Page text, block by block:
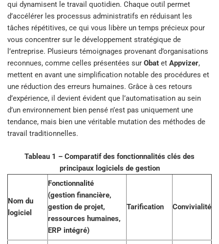
qui dynamisent le travail quotidien. Chaque outil permet
d’accélérer les processus administratifs en réduisant les
tâches répétitives, ce qui vous libère un temps précieux pour
vous concentrer sur le développement stratégique de
l’entreprise. Plusieurs témoignages provenant d’organisations
reconnues, comme celles présentées sur Obat et Appvizer,
mettent en avant une simplification notable des procédures et
une réduction des erreurs humaines. Grâce à ces retours
d’expérience, il devient évident que l’automatisation au sein
d’un environnement bien pensé n’est pas uniquement une
tendance, mais bien une véritable mutation des méthodes de
travail traditionnelles.
Tableau 1 – Comparatif des fonctionnalités clés des
principaux logiciels de gestion
Nom du
logiciel
Fonctionnalité
(gestion financière,
gestion de projet,
ressources humaines,
ERP intégré)
Tarification Convivialité